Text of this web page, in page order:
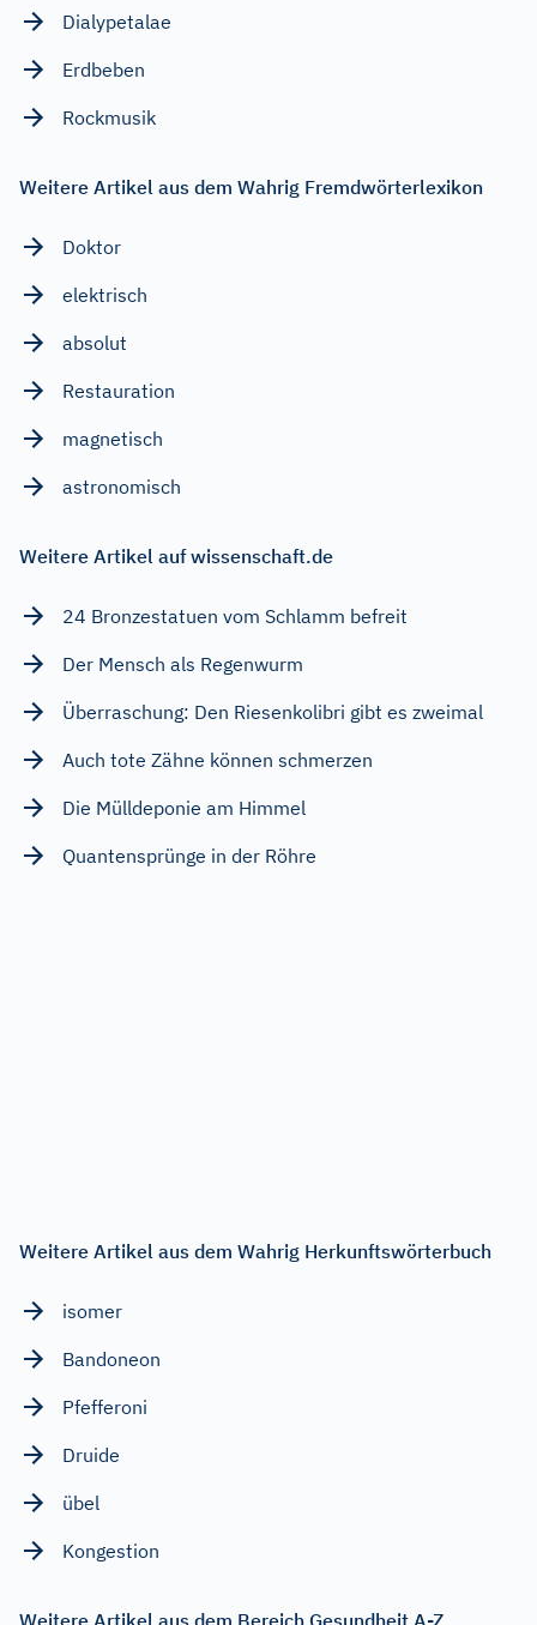
Dialypetalae
Erdbeben
Rockmusik
Weitere Artikel aus dem Wahrig Fremdwörterlexikon
Doktor
elektrisch
absolut
Restauration
magnetisch
astronomisch
Weitere Artikel auf wissenschaft.de
24 Bronzestatuen vom Schlamm befreit
Der Mensch als Regenwurm
Überraschung: Den Riesenkolibri gibt es zweimal
Auch tote Zähne können schmerzen
Die Mülldeponie am Himmel
Quantensprünge in der Röhre
Weitere Artikel aus dem Wahrig Herkunftswörterbuch
isomer
Bandoneon
Pfefferoni
Druide
übel
Kongestion
Weitere Artikel aus dem Bereich Gesundheit A-Z